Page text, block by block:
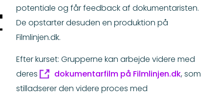
potentiale og får feedback af dokumentaristen.
De opstarter desuden en produktion på
Filmlinjen.dk.
Efter kurset: Grupperne kan arbejde videre med
deres
dokumentarfilm på Filmlinjen.dk, som
stilladserer den videre proces med